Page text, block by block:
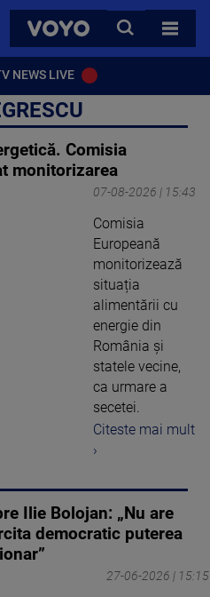
VOYO
CAUTA
TOATE
NEWS LIVE
Comisia
monitorizarea
07-08-2026 | 15:43
Comisia
Europeană
monitorizează
situația
alimentării cu
energie din
România și
statele vecine,
ca urmare a
secetei.
Citeste mai mult
›
Ilie Bolojan: „Nu are
democratic puterea
27-06-2026 | 15:15